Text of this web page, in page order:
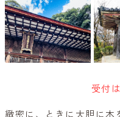
受付
緻密に、ときに大胆に木